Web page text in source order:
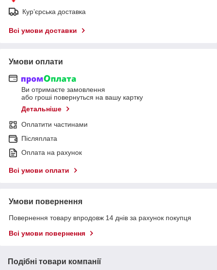
Кур’єрська доставка
Всі умови доставки
Умови оплати
Ви отримаєте замовлення
або гроші повернуться на вашу картку
Детальніше
Оплатити частинами
Післяплата
Оплата на рахунок
Всі умови оплати
Умови повернення
Повернення товару впродовж 14 днів за рахунок покупця
Всі умови повернення
Подібні товари компанії